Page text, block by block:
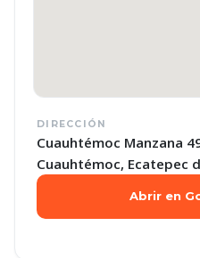
DIRECCIÓN
Cuauhtémoc Manzana
Cuauhtémoc, Ecatepec
Abrir en